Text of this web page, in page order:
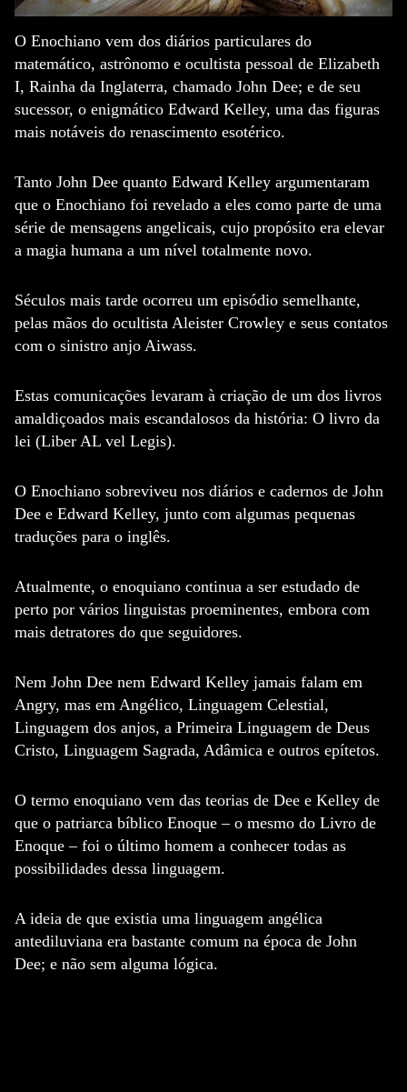
O Enochiano vem dos diários particulares do
matemático, astrônomo e ocultista pessoal de Elizabeth
I, Rainha da Inglaterra, chamado John Dee; e de seu
sucessor, o enigmático Edward Kelley, uma das figuras
mais notáveis ​​do renascimento esotérico.
Tanto John Dee quanto Edward Kelley argumentaram
que o Enochiano foi revelado a eles como parte de uma
série de mensagens angelicais, cujo propósito era elevar
a magia humana a um nível totalmente novo.
Séculos mais tarde ocorreu um episódio semelhante,
pelas mãos do ocultista Aleister Crowley e seus contatos
com o sinistro anjo Aiwass.
Estas comunicações levaram à criação de um dos livros
amaldiçoados mais escandalosos da história: O livro da
lei (Liber AL vel Legis).
O Enochiano sobreviveu nos diários e cadernos de John
Dee e Edward Kelley, junto com algumas pequenas
traduções para o inglês.
Atualmente, o enoquiano continua a ser estudado de
perto por vários linguistas proeminentes, embora com
mais detratores do que seguidores.
Nem John Dee nem Edward Kelley jamais falam em
Angry, mas em Angélico, Linguagem Celestial,
Linguagem dos anjos, a Primeira Linguagem de Deus
Cristo, Linguagem Sagrada, Adâmica e outros epítetos.
O termo enoquiano vem das teorias de Dee e Kelley de
que o patriarca bíblico Enoque – o mesmo do Livro de
Enoque – foi o último homem a conhecer todas as
possibilidades dessa linguagem.
A ideia de que existia uma linguagem angélica
antediluviana era bastante comum na época de John
Dee; e não sem alguma lógica.